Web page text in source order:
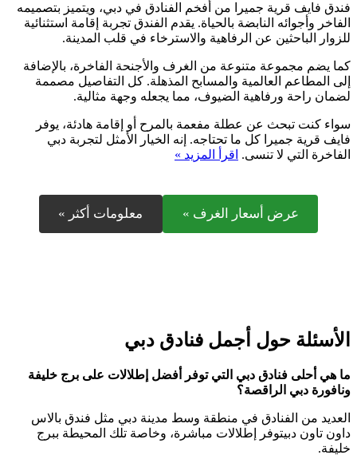
فندق فايف قرية جميرا من أفخم الفنادق في دبي، ويتميز بتصميمه
الفاخر وأجوائه النابضة بالحياة. يقدم الفندق تجربة إقامة استثنائية
للزوار الباحثين عن الرفاهية والاسترخاء في قلب المدينة.
كما يضم مجموعة متنوعة من الغرف والأجنحة الفاخرة، بالإضافة
إلى المطاعم العالمية والمسابح المذهلة. كل التفاصيل مصممة
لضمان راحة ورفاهية الضيوف، مما يجعله وجهة مثالية.
سواء كنت تبحث عن عطلة مفعمة بالمرح أو إقامة هادئة، يوفر
فايف قرية جميرا كل ما تحتاجه. إنه الخيار الأمثل لتجربة دبي
الفاخرة التي لا تنسى. اقرأ المزيد »
عرض أسعار الغرف » معلومات أكثر »
الأسئلة حول أجمل فنادق دبي
ما هي أحلى فنادق دبي التي توفر أفضل إطلالات على برج خليفة
ونافورة دبي الراقصة؟
العديد من الفنادق في منطقة وسط مدينة دبي مثل فندق بالاس
داون تاون دبيتوفر إطلالات مباشرة، وخاصة تلك المحيطة ببرج
خليفة.